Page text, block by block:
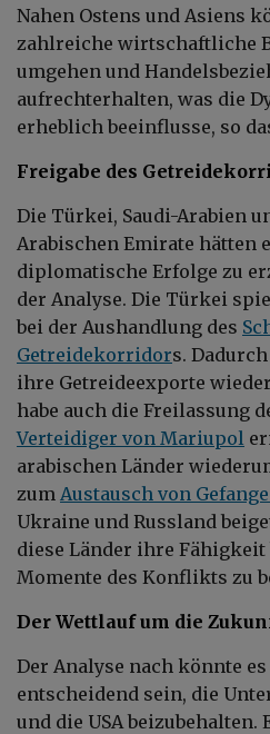
Nahen Ostens und Asiens
zahlreiche wirtschaftliche
umgehen und
aufrechterhalten, was die
erheblich beeinflusse, so
Freigabe des
Die Türkei, Saudi-Arabien
Arabischen Emirate hätten
diplomatische Erfolge zu
der Analyse. Die Türkei
bei der Aushandlung des
Getreidekorridors.
ihre Getreideexporte
habe auch die Freilassung
Verteidiger von Mariupol
arabischen Länder
zum Austausch von
Ukraine und Russland
diese Länder ihre
Momente des Konflikts zu
Der Wettlauf um die
Der Analyse nach könnte
entscheidend sein, die
und die USA beizubehalten.